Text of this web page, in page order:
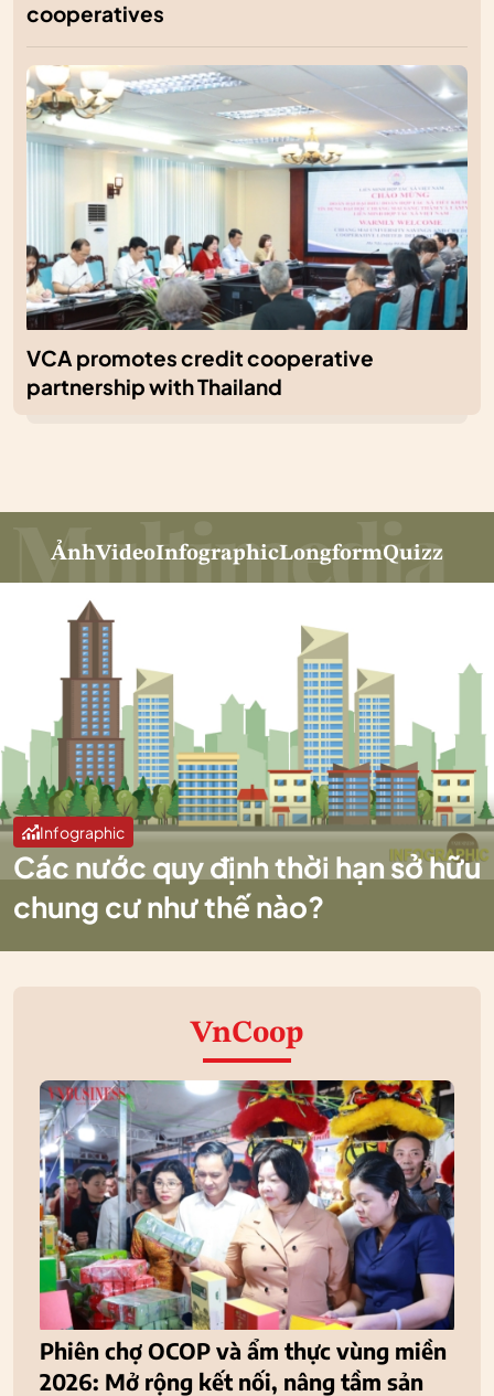
cooperatives
VCA promotes credit cooperative
partnership with Thailand
ẢnhVideoInfographicLongformQuizz
Infographic
Các nước quy định thời hạn sở hữu
chung cư như thế nào?
VnCoop
Phiên chợ OCOP và ẩm thực vùng miền
2026: Mở rộng kết nối, nâng tầm sản